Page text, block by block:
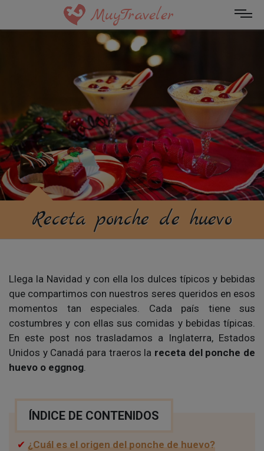
MuyTraveler
Receta ponche de huevo
Llega la Navidad y con ella los dulces típicos y bebidas
que compartimos con nuestros seres queridos en esos
momentos tan especiales. Cada país tiene sus
costumbres y con ellas sus comidas y bebidas típicas.
En este post nos trasladamos a Inglaterra, Estados
Unidos y Canadá para traeros la receta del ponche de
huevo o eggnog.
ÍNDICE DE CONTENIDOS
¿Cuál es el origen del ponche de huevo?